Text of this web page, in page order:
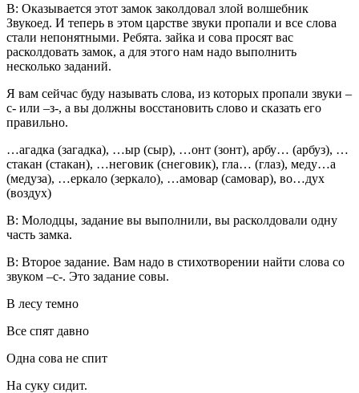
В: Оказывается этот замок заколдовал злой волшебник
Звукоед. И теперь в этом царстве звуки пропали и все слова
стали непонятными. Ребята. зайка и сова просят вас
расколдовать замок, а для этого нам надо выполнить
несколько заданий.
Я вам сейчас буду называть слова, из которых пропали звуки –
с- или –з-, а вы должны восстановить слово и сказать его
правильно.
…агадка (загадка), …ыр (сыр), …онт (зонт), арбу… (арбуз), …
стакан (стакан), …неговик (снеговик), гла… (глаз), меду…а
(медуза), …еркало (зеркало), …амовар (самовар), во…дух
(воздух)
В: Молодцы, задание вы выполнили, вы расколдовали одну
часть замка.
В: Второе задание. Вам надо в стихотворении найти слова со
звуком –с-. Это задание совы.
В лесу темно
Все спят давно
Одна сова не спит
На суку сидит.